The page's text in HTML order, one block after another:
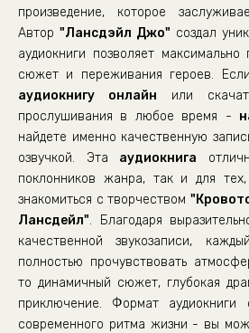
произведение, которое
Автор "Лансдэйл Джо" создал
аудиокниги позволяет максимально
сюжет и переживания героев.
аудиокнигу онлайн или
прослушивания в любое время -
найдете именно качественную
озвучкой. Эта аудиокнига
поклонников жанра, так и для
знакомиться с творчеством
Лансдейл". Благодаря
качественной звукозаписи,
полностью прочувствовать
то динамичный сюжет, глубокая
приключение. Формат аудиокниги
современного ритма жизни - вы